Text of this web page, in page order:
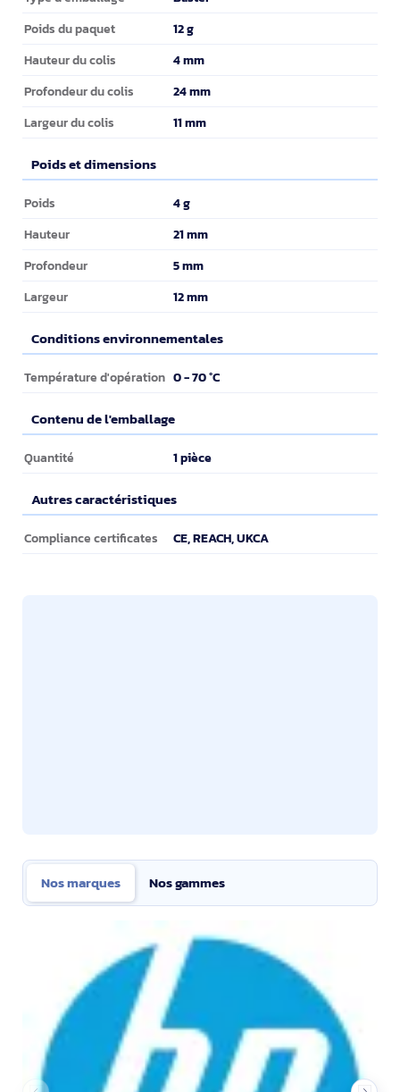
Poids du paquet 12 g
Hauteur du colis 4 mm
Profondeur du colis 24 mm
Largeur du colis 11 mm
Poids et dimensions
Poids et dimensions
Poids 4 g
Hauteur 21 mm
Profondeur 5 mm
Largeur 12 mm
Conditions environnementales
Conditions environnementales
Température d'opération 0 - 70 °C
Contenu de l'emballage
Contenu de l'emballage
Quantité 1 pièce
Autres caractéristiques
Autres caractéristiques
Compliance certificates CE, REACH, UKCA
Nos marques Nos gammes
Nos marques